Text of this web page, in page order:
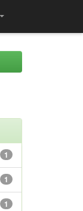
1
1
1